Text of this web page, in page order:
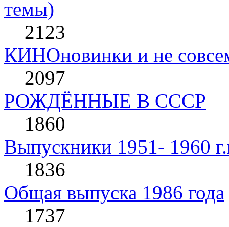
темы)
2123
КИНОновинки и не
2097
РОЖДЁННЫЕ В СССР
1860
Выпускники 1951- 1960
1836
Общая выпуска 1986 года
1737